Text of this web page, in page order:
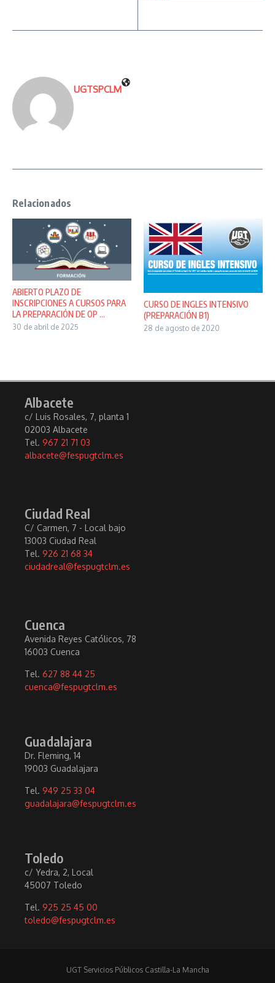
UGTSPCLM
Relacionados
ABIERTO PLAZO DE
INSCRIPCIONES A CURSOS PARA
LA PREPARACIÓN DE OP ...
30 de abril de 2025
CURSO DE INGLES INTENSIVO
(PREPARACIÓN B1)
28 de agosto de 2020
Albacete
c/ Luis Rosales, 7, planta 1
02003 Albacete
Tel. 967 21 71 03
albacete@fespugtclm.es
Ciudad Real
C/ Carmen, 7 - Local bajo
13003 Ciudad Real
Tel. 926 21 68 34
ciudadreal@fespugtclm.es
Cuenca
Avenida Reyes Católicos, 78
16003 Cuenca
Tel. 627 88 44 25
cuenca@fespugtclm.es
Guadalajara
Dr. Fleming, 14
19003 Guadalajara
Tel. 949 25 33 04
guadalajara@fespugtclm.es
Toledo
c/ Yedra, 2, Local
45007 Toledo
Tel. 925 25 45 00
toledo@fespugtclm.es
UGT Servicios Públicos Castilla-La Mancha